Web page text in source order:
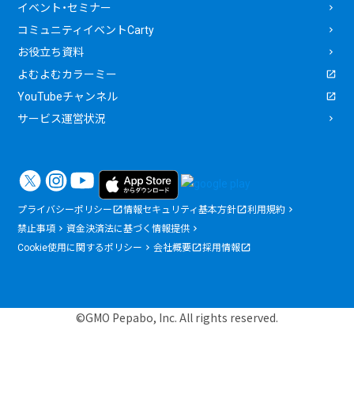
イベント・セミナー
コミュニティイベントCarty
お役立ち資料
よむよむカラーミー
YouTubeチャンネル
サービス運営状況
プライバシーポリシー 情報セキュリティ基本方針
利用規約
禁止事項
資金決済法に基づく情報提供
Cookie使用に関するポリシー
会社概要 採用情報
©GMO Pepabo, Inc. All rights reserved.